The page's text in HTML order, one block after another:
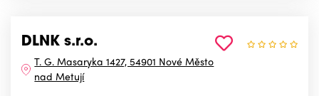
DLNK s.r.o.
T. G. Masaryka 1427, 54901 Nové Město
nad Metují